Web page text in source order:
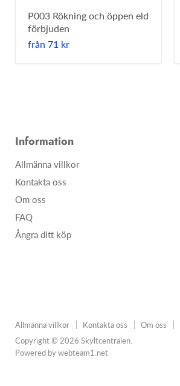
P003 Rökning och öppen eld
förbjuden
från 71 kr
Information
Allmänna villkor
Kontakta oss
Om oss
FAQ
Ångra ditt köp
Allmänna villkor Kontakta oss Om oss
Copyright © 2026 Skyltcentralen.
Powered by webteam1.net